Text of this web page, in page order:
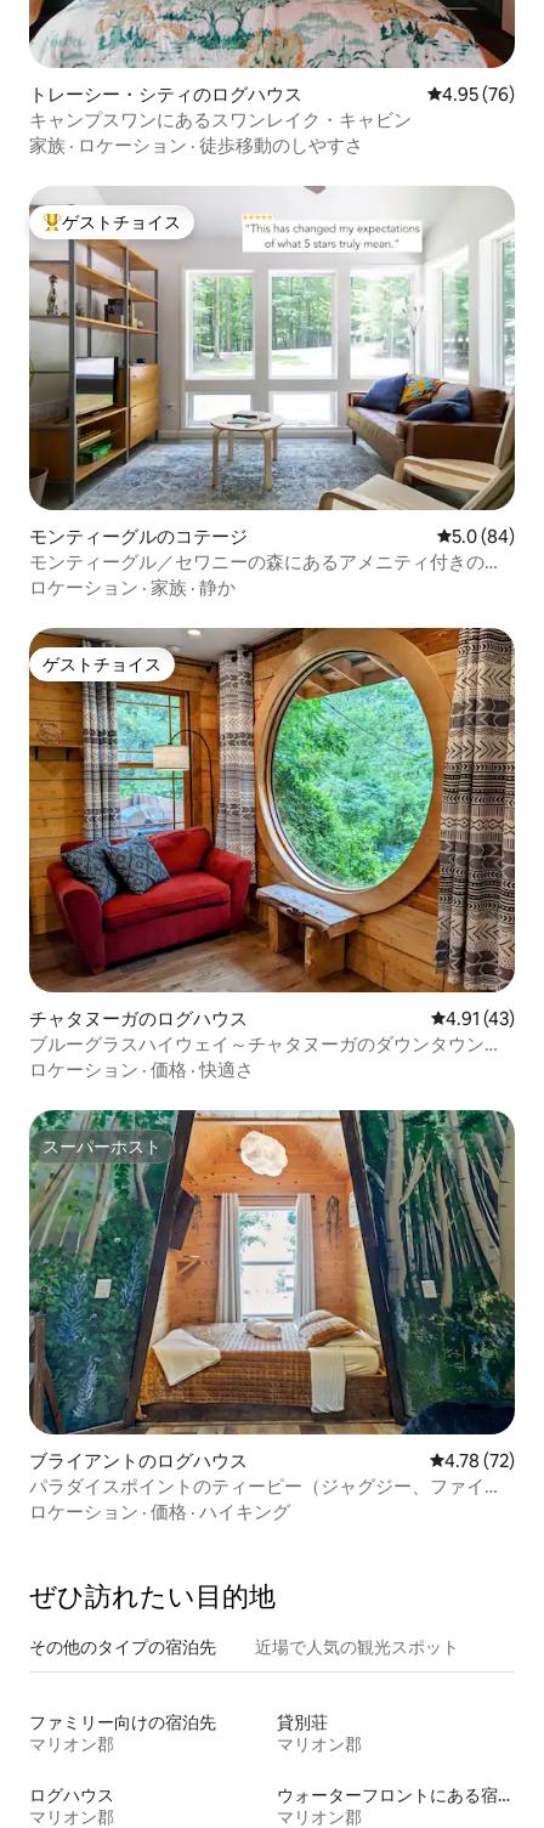
トレーシー・シティのログハウス レビュー76
4.95 (76)
キャンプスワンにあるスワンレイク・キャビン
家族 · ロケーション · 徒歩移動のしやすさ
大好評のゲストチョイスです。
ゲストチョイス
モンティーグルのコテージ レビュー84
5.0 (84)
モンティーグル／セワニーの森にあるアメニティ付きのコ
テージ
ロケーション · 家族 · 静か
ゲストチョイス
ゲストチョイス
チャタヌーガのログハウス レビュー43
4.91 (43)
ブルーグラスハイウェイ～チャタヌーガのダウンタウンま
で約13キロ
ロケーション · 価格 ·快適さ
スーパーホスト
スーパーホスト
ブライアントのログハウス レビュー72
4.78 (72)
パラダイスポイントのティーピー（ジャグジー、ファイヤ
ーピット付き）
ロケーション · 価格 · ハイキング
ぜひ訪⁠れ⁠た⁠い目⁠的⁠地
その他のタ⁠イ⁠プ⁠の宿⁠泊⁠先 近場で人気の観光スポット
ファミリー向けの宿泊先
マリオン郡
貸別荘
マリオン郡
ログハウス
マリオン郡
ウォーターフロントにある宿泊施設
マリオン郡